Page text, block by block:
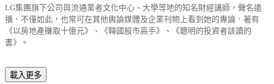
LG集團旗下公司與流通業者文化中心、大學等地的知名財經講師，聲名遠
播．不僅如此，也常可在其他輿論媒體及企業刊物上看到她的專論．著有
《以房地產賺取十億元》、《韓國股市高手》、《聰明的投資者該讀的
書》。
載入更多